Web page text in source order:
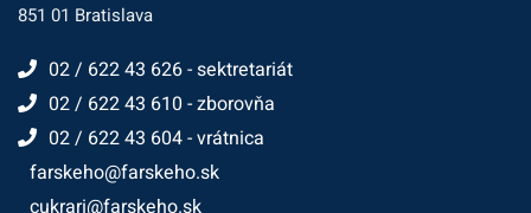
851 01 Bratislava
02 / 622 43 626 - sektretariát
02 / 622 43 610 - zborovňa
02 / 622 43 604 - vrátnica
farskeho@farskeho.sk
cukrari@farskeho.sk